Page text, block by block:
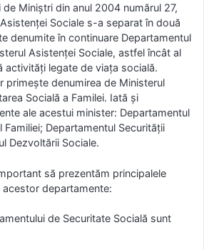
de Miniștri din anul 2004 numărul 27,
Sociale s-a separat în două
denumite în continuare Departamentul
Asistenței Sociale, astfel încât al
activități legate de viața socială.
primește denumirea de Ministerul
Socială a Familei. Iată și
ale acestui minister: Departamentul
Familiei; Departamentul Securității
Dezvoltării Sociale.
să prezentăm principalele
departamente:
de Securitate Socială sunt